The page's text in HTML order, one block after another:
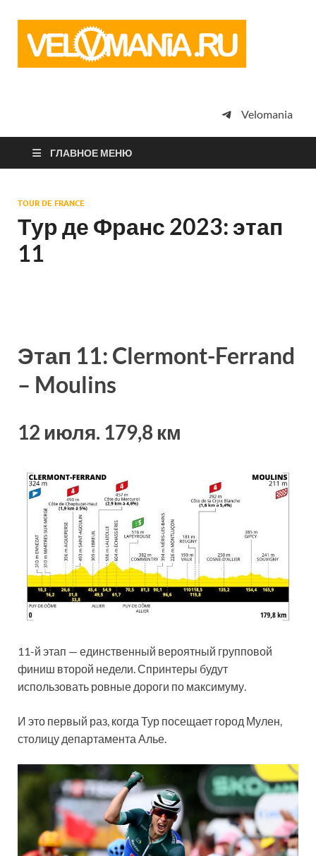
просто
Velomania
ГЛАВНОЕ МЕНЮ
TOUR DE FRANCE
Тур де Франс 2023: этап
11
Этап 11: Clermont-Ferrand
– Moulins
12 июля. 179,8 км
11-й этап — единственный вероятный групповой
финиш второй недели. Спринтеры будут
использовать ровные дороги по максимуму.
И это первый раз, когда Тур посещает город Мулен,
столицу департамента Алье.